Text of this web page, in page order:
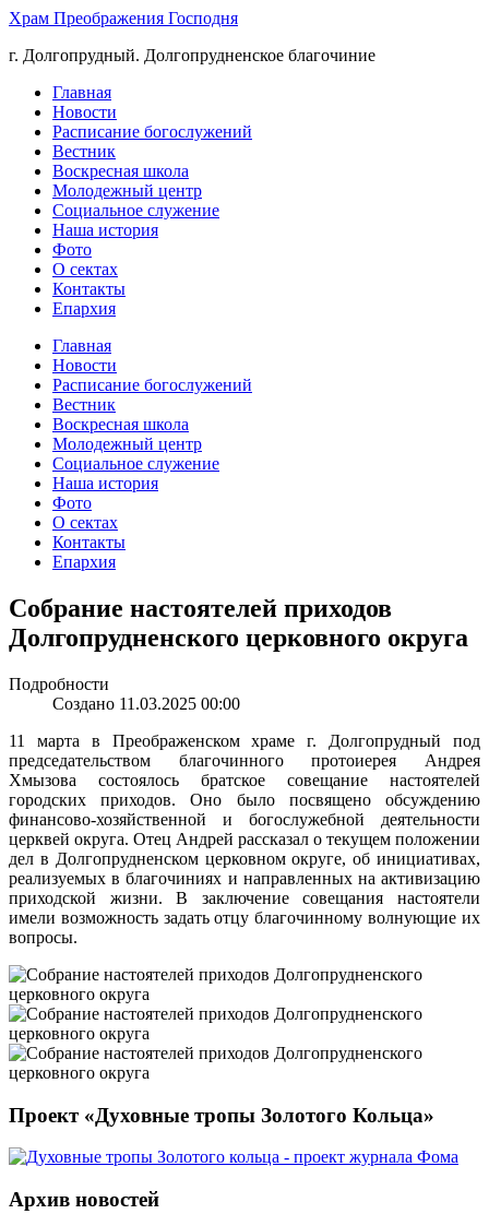
Храм Преображения Господня
г. Долгопрудный. Долгопрудненское благочиние
Главная
Новости
Расписание богослужений
Вестник
Воскресная школа
Молодежный центр
Социальное служение
Наша история
Фото
О сектах
Контакты
Епархия
Главная
Новости
Расписание богослужений
Вестник
Воскресная школа
Молодежный центр
Социальное служение
Наша история
Фото
О сектах
Контакты
Епархия
Собрание настоятелей приходов
Долгопрудненского церковного округа
Подробности
Создано 11.03.2025 00:00
11 марта в Преображенском храме г. Долгопрудный под
председательством благочинного протоиерея Андрея
Хмызова состоялось братское совещание настоятелей
городских приходов. Оно было посвящено обсуждению
финансово-хозяйственной и богослужебной деятельности
церквей округа. Отец Андрей рассказал о текущем положении
дел в Долгопрудненском церковном округе, об инициативах,
реализуемых в благочиниях и направленных на активизацию
приходской жизни. В заключение совещания настоятели
имели возможность задать отцу благочинному волнующие их
вопросы.
Проект «Духовные тропы Золотого Кольца»
Архив новостей